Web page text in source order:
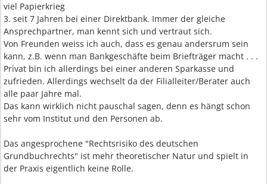
viel Papierkrieg
3. seit 7 Jahren bei einer Direktbank. Immer der gleiche
Ansprechpartner, man kennt sich und vertraut sich.
Von Freunden weiss ich auch, dass es genau andersrum sein
kann, z.B. wenn man Bankgeschäfte beim Briefträger macht . . .
Privat bin ich allerdings bei einer anderen Sparkasse und
zufrieden. Allerdings wechselt da der Filialleiter/Berater auch
alle paar Jahre mal.
Das kann wirklich nicht pauschal sagen, denn es hängt schon
sehr vom Institut und den Personen ab.
Das angesprochene "Rechtsrisiko des deutschen
Grundbuchrechts" ist mehr theoretischer Natur und spielt in
der Praxis eigentlich keine Rolle.